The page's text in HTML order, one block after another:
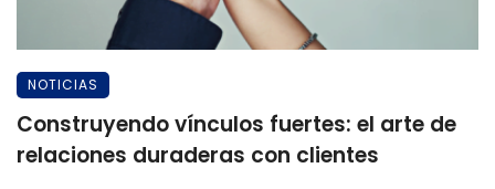
NOTICIAS
Construyendo vínculos fuertes: el arte de
relaciones duraderas con clientes